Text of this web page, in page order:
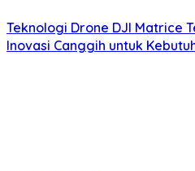
Teknologi Drone DJI Matrice
Inovasi Canggih untuk